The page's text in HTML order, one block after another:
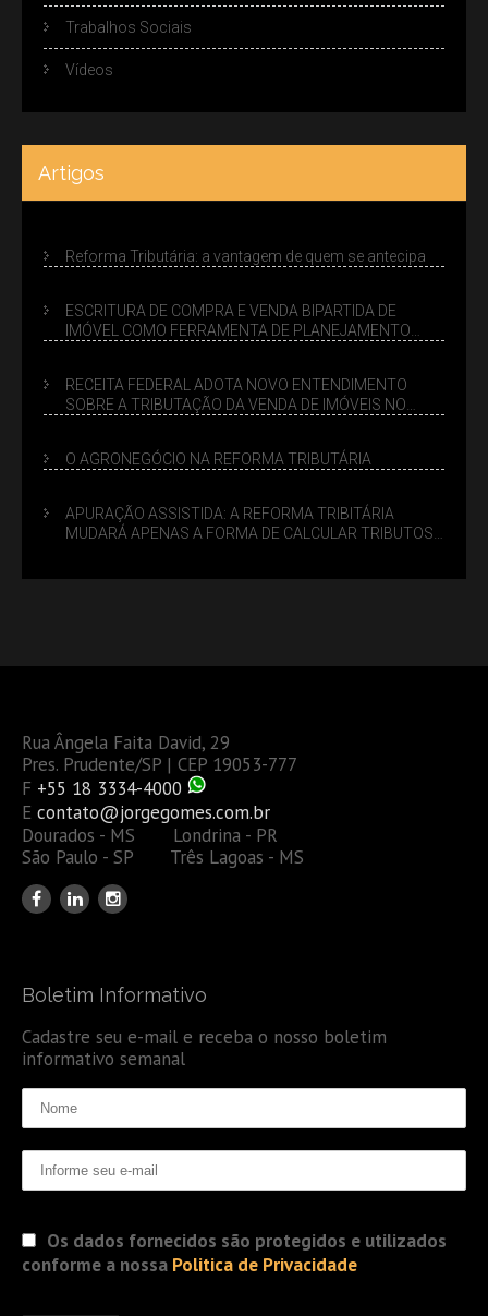
Trabalhos Sociais
Vídeos
Artigos
Reforma Tributária: a vantagem de quem se antecipa
ESCRITURA DE COMPRA E VENDA BIPARTIDA DE
IMÓVEL COMO FERRAMENTA DE PLANEJAMENTO
RECEITA FEDERAL ADOTA NOVO ENTENDIMENTO
SOBRE A TRIBUTAÇÃO DA VENDA DE IMÓVEIS NO
O AGRONEGÓCIO NA REFORMA TRIBUTÁRIA
APURAÇÃO ASSISTIDA: A REFORMA TRIBITÁRIA
MUDARÁ APENAS A FORMA DE CALCULAR TRIBUTOS
Rua Ângela Faita David, 29
Pres. Prudente/SP | CEP 19053-777
F +55 18 3334-4000
E contato@jorgegomes.com.br
Dourados - MS Londrina - PR
São Paulo - SP Três Lagoas - MS
Boletim Informativo
Cadastre seu e-mail e receba o nosso boletim
informativo semanal
Os dados fornecidos são protegidos e utilizados
conforme a nossa Politica de Privacidade